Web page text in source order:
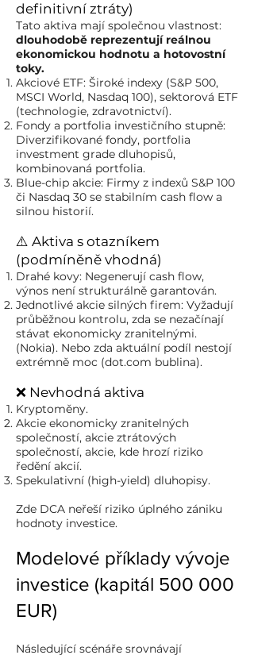
definitivní ztráty)
Tato aktiva mají společnou vlastnost:
dlouhodobě reprezentují reálnou
ekonomickou hodnotu a hotovostní
toky.
Akciové ETF: Široké indexy (S&P 500,
MSCI World, Nasdaq 100), sektorová ETF
(technologie, zdravotnictví).
Fondy a portfolia investičního stupně:
Diverzifikované fondy, portfolia
investment grade dluhopisů,
kombinovaná portfolia.
Blue-chip akcie: Firmy z indexů S&P 100
či Nasdaq 30 se stabilním cash flow a
silnou historií.
⚠️ Aktiva s otazníkem
(podmíněně vhodná)
Drahé kovy: Negenerují cash flow,
výnos není strukturálně garantován.
Jednotlivé akcie silných firem: Vyžadují
průběžnou kontrolu, zda se nezačínají
stávat ekonomicky zranitelnými.
(Nokia). Nebo zda aktuální podíl nestojí
extrémně moc (dot.com bublina).
❌ Nevhodná aktiva
Kryptoměny.
Akcie ekonomicky zranitelných
společností, akcie ztrátových
společností, akcie, kde hrozí riziko
ředění akcií.
Spekulativní (high-yield) dluhopisy.
Zde DCA neřeší riziko úplného zániku
hodnoty investice.
Modelové příklady vývoje
investice (kapitál 500 000
EUR)
Následující scénáře srovnávají